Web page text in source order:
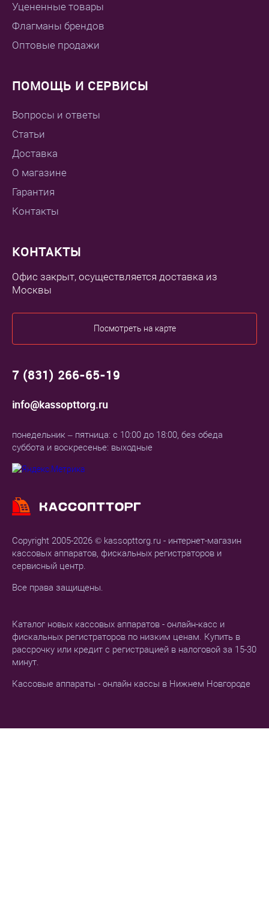
Уцененные товары
Флагманы брендов
Оптовые продажи
ПОМОЩЬ И СЕРВИСЫ
Вопросы и ответы
Статьи
Доставка
О магазине
Гарантия
Контакты
Copyright 2005-2026 © kassopttorg.ru - интернет-магазин
кассовых аппаратов, фискальных регистраторов и
сервисный центр.
Все права защищены.
Каталог новых кассовых аппаратов - онлайн-касс и
фискальных регистраторов по низким ценам. Купить в
рассрочку или кредит с регистрацией в налоговой за 15-30
минут.
Кассовые аппараты - онлайн кассы в Нижнем Новгороде
КОНТАКТЫ
Офис закрыт, осуществляется доставка из
Москвы
Посмотреть на карте
7 (831) 266-65-19
info@kassopttorg.ru
понедельник – пятница: с 10:00 до 18:00, без обеда
суббота и воскресенье: выходные